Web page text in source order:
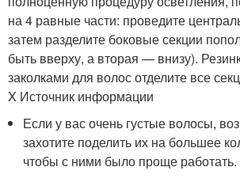
на 4 равные части: проведите
затем разделите боковые секции
быть вверху, а вторая — внизу).
заколками для волос отделите все
X Источник информации
Если у вас очень густые волосы,
захотите поделить их на большее
чтобы с ними было проще работать.